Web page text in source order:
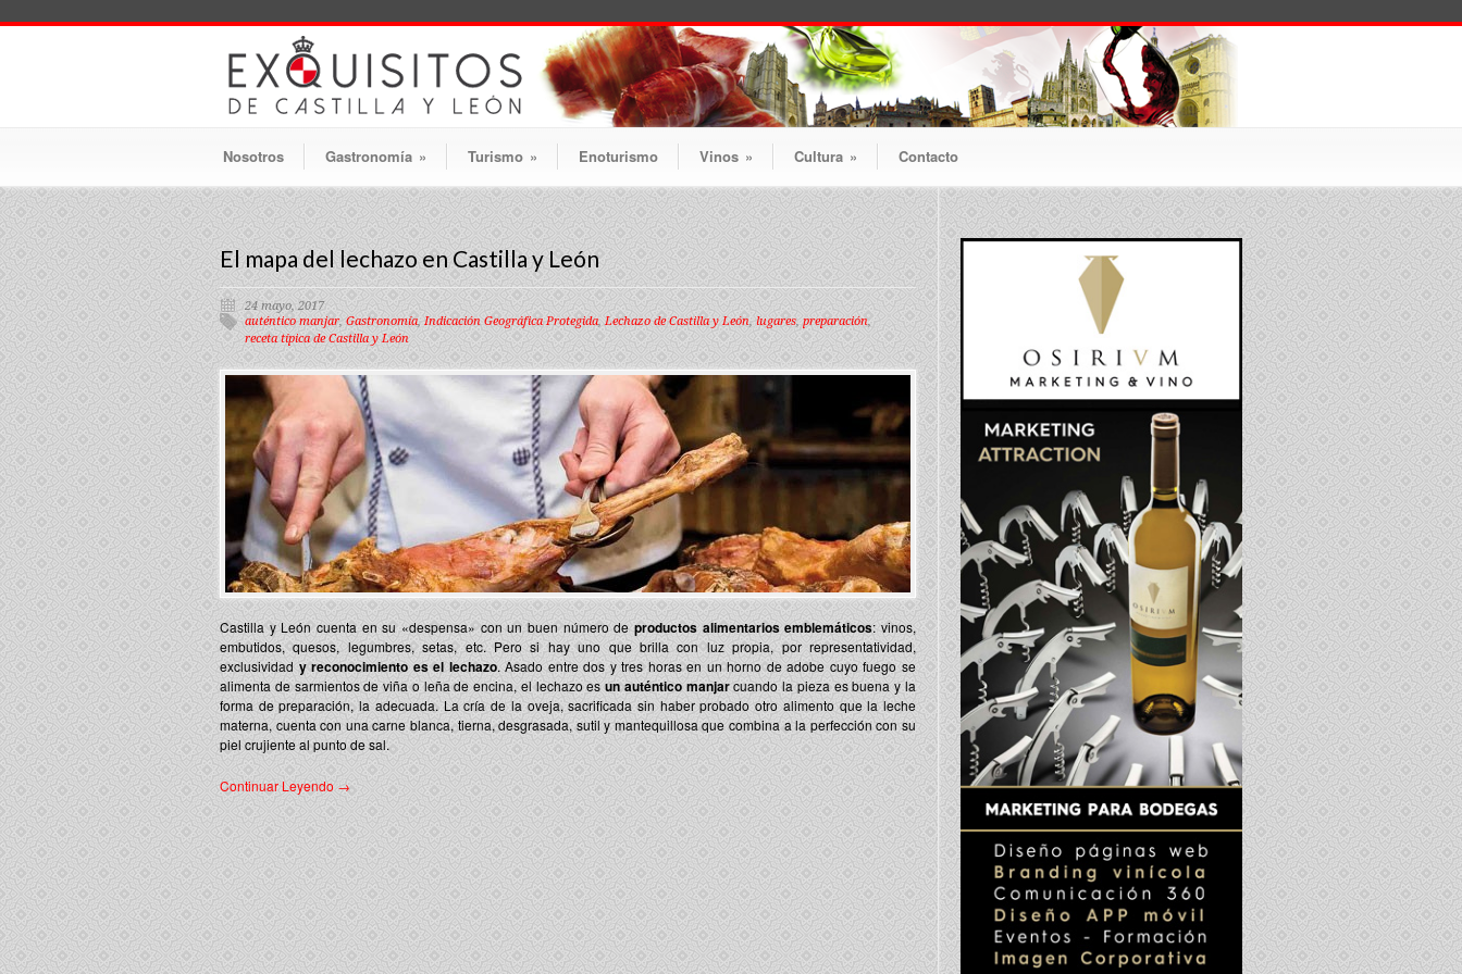
Nosotros Gastronomía » Turismo » Enoturismo Vinos » Cultura » Contacto
El mapa del lechazo en Castilla y León
24 mayo, 2017
auténtico manjar, Gastronomía, Indicación Geográfica Protegida,Lechazo de Castilla y León, lugares, preparación,
receta típica de Castilla y León
Castilla y León cuenta en su «despensa» con un buen número de productos alimentarios emblemáticos: vinos,
embutidos, quesos, legumbres, setas, etc. Pero si hay uno que brilla con luz propia, por representatividad,
exclusividad y reconocimiento es el lechazo. Asado entre dos y tres horas en un horno de adobe cuyo fuego se
alimenta de sarmientos de viña o leña de encina, el lechazo esun auténtico manjarcuando la pieza es buena y la
forma de preparación, la adecuada. La cría de la oveja, sacrificada sin haber probado otro alimento que la leche
materna, cuenta con una carne blanca, tierna, desgrasada, sutil y mantequillosa que combina a la perfección con su
piel crujiente al punto de sal.
Continuar Leyendo →